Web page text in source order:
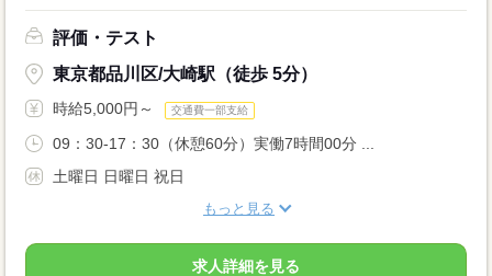
評価・テスト
東京都品川区/大崎駅（徒歩 5分）
時給5,000円～ 交通費一部支給
09：30-17：30（休憩60分）実働7時間00分 ...
土曜日 日曜日 祝日
もっと見る
求人詳細を見る